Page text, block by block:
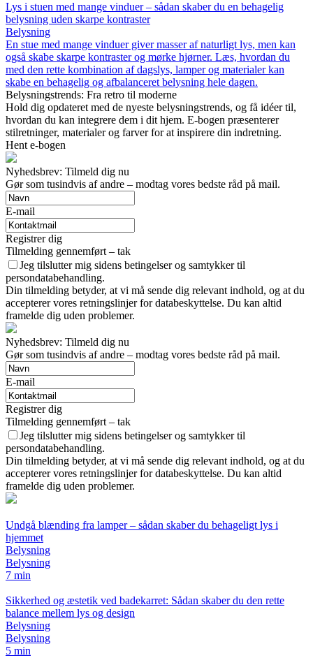
Lys i stuen med mange vinduer – sådan skaber du en behagelig
belysning uden skarpe kontraster
Belysning
En stue med mange vinduer giver masser af naturligt lys, men kan
også skabe skarpe kontraster og mørke hjørner. Læs, hvordan du
med den rette kombination af dagslys, lamper og materialer kan
skabe en behagelig og afbalanceret belysning hele dagen.
Belysningstrends: Fra retro til moderne
Hold dig opdateret med de nyeste belysningstrends, og få idéer til,
hvordan du kan integrere dem i dit hjem. E-bogen præsenterer
stilretninger, materialer og farver for at inspirere din indretning.
Hent e-bogen
Nyhedsbrev: Tilmeld dig nu
Gør som tusindvis af andre – modtag vores bedste råd på mail.
E-mail
Registrer dig
Tilmelding gennemført – tak
Jeg tilslutter mig sidens betingelser og samtykker til
persondatabehandling.
Din tilmelding betyder, at vi må sende dig relevant indhold, og at du
accepterer vores retningslinjer for databeskyttelse. Du kan altid
framelde dig uden problemer.
Nyhedsbrev: Tilmeld dig nu
Gør som tusindvis af andre – modtag vores bedste råd på mail.
E-mail
Registrer dig
Tilmelding gennemført – tak
Jeg tilslutter mig sidens betingelser og samtykker til
persondatabehandling.
Din tilmelding betyder, at vi må sende dig relevant indhold, og at du
accepterer vores retningslinjer for databeskyttelse. Du kan altid
framelde dig uden problemer.
Undgå blænding fra lamper – sådan skaber du behageligt lys i
hjemmet
Belysning
Belysning
7 min
Sikkerhed og æstetik ved badekarret: Sådan skaber du den rette
balance mellem lys og design
Belysning
Belysning
5 min